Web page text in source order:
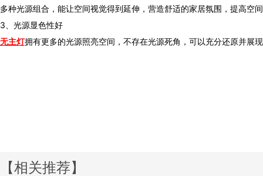
多种光源组合，能让空间视觉得到延伸，营造舒适的家居氛围，提高空间
3、光源显色性好
无主灯拥有更多的光源照亮空间，不存在光源死角，可以充分还原并
【相关推荐】